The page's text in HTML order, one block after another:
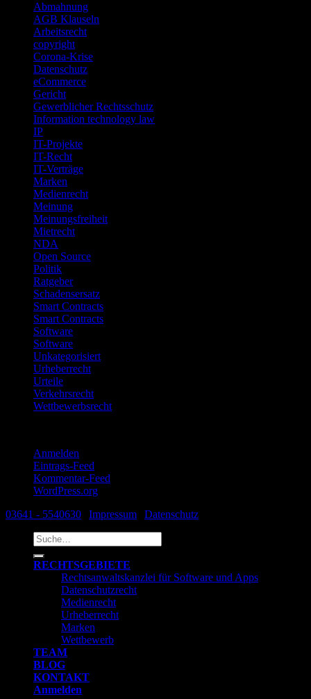
Abmahnung
AGB Klauseln
Arbeitsrecht
copyright
Corona-Krise
Datenschutz
eCommerce
Gericht
Gewerblicher Rechtsschutz
Information technology law
IP
IT-Projekte
IT-Recht
IT-Verträge
Marken
Medienrecht
Meinung
Meinungsfreiheit
Mietrecht
NDA
Open Source
Politik
Ratgeber
Schadensersatz
Smart Contracts
Smart Contracts
Software
Software
Unkategorisiert
Urheberrecht
Urteile
Verkehrsrecht
Wettbewerbsrecht
Anmelden
Eintrags-Feed
Kommentar-Feed
WordPress.org
03641 - 5540630
Impressum
Datenschutz
Suche
nach:
RECHTSGEBIETE
Rechtsanwaltskanzlei für Software und Apps
Datenschutzrecht
Medienrecht
Urheberrecht
Marken
Wettbewerb
TEAM
BLOG
KONTAKT
Anmelden